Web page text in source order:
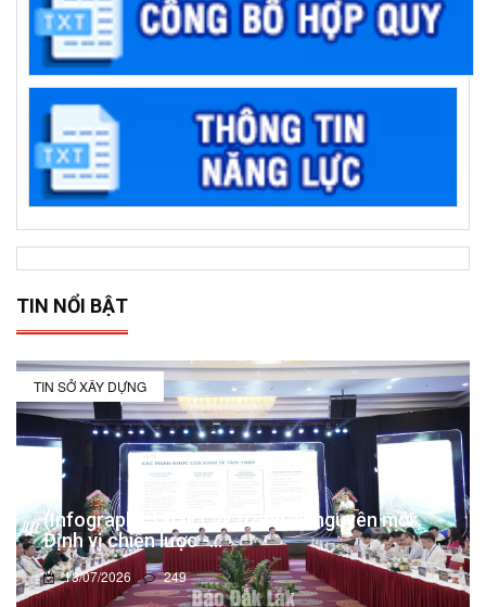
TIN NỔI BẬT
TIN SỞ XÂY DỰNG
(Infographic) Đắk Lắk trong kỷ nguyên mới:
Định vị chiến lược -...
13/07/2026 249